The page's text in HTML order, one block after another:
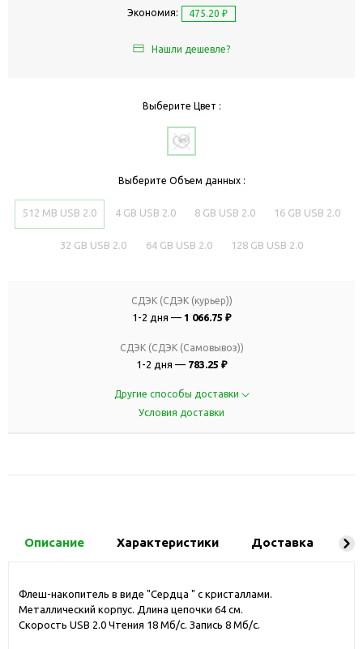
Экономия: 475.20 ₽
Нашли дешевле?
Выберите Цвет :
Выберите Объем данных :
512 MB USB 2.0 4 GB USB 2.0 8 GB USB 2.0 16 GB USB 2.0
32 GB USB 2.0 64 GB USB 2.0 128 GB USB 2.0
СДЭК (СДЭК (курьер))
1-2 дня — 1 066.75 ₽
СДЭК (СДЭК (Самовывоз))
1-2 дня — 783.25 ₽
Другие способы доставки
Условия доставки
Описание Характеристики Доставка
Флеш-накопитель в виде "Сердца " с кристаллами.
Металлический корпус. Длина цепочки 64 см.
Скорость USB 2.0 Чтения 18 Мб/с. Запись 8 Мб/с.